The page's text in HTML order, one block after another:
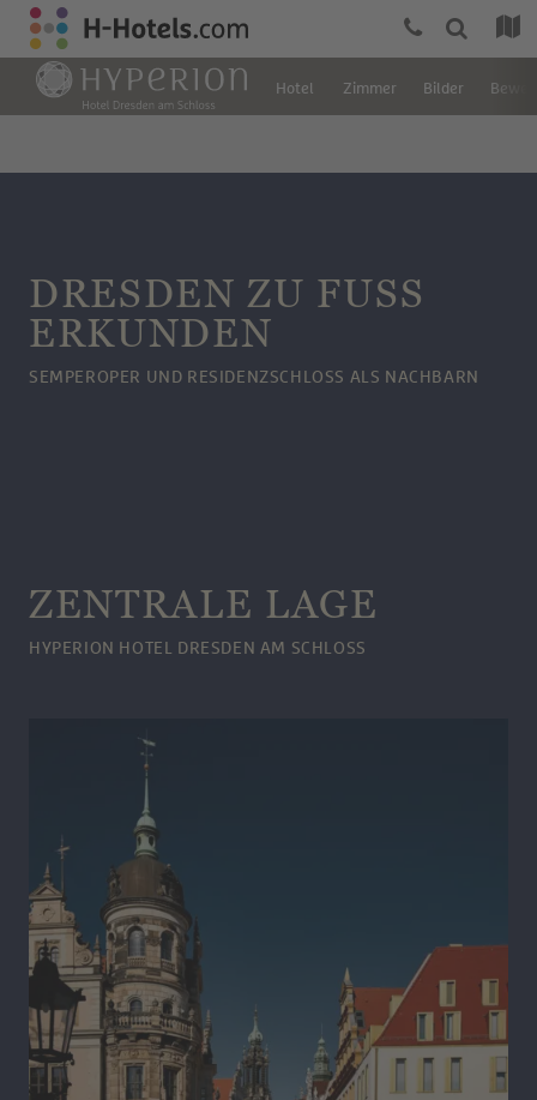
Hotel Zimmer Bilder
DRESDEN ZU FUSS E
RKUNDEN
SEMPEROPER UND RESIDENZSCHLOSS ALS NACHBARN
ZENTRALE LAGE
HYPERION HOTEL DRESDEN AM SCHLOSS